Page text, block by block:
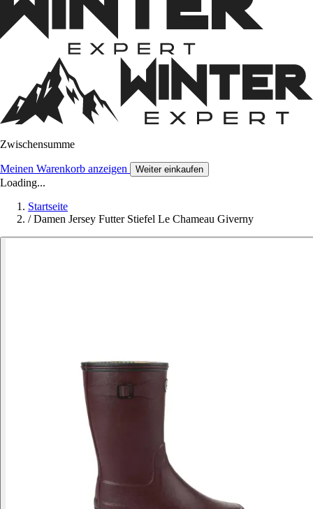
Zwischensumme
Meinen Warenkorb anzeigen Weiter einkaufen
Loading...
Startseite
/ Damen Jersey Futter Stiefel Le Chameau Giverny